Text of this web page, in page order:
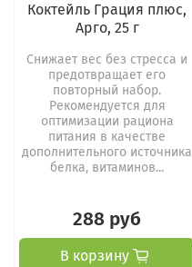
Коктейль Грация плюс,
Арго, 25 г
Снижает вес без стресса и
предотвращает его
повторный набор.
Рекомендуется для
оптимизации рациона
питания в качестве
дополнительного источника
белка, витаминов...
288 руб
В корзину